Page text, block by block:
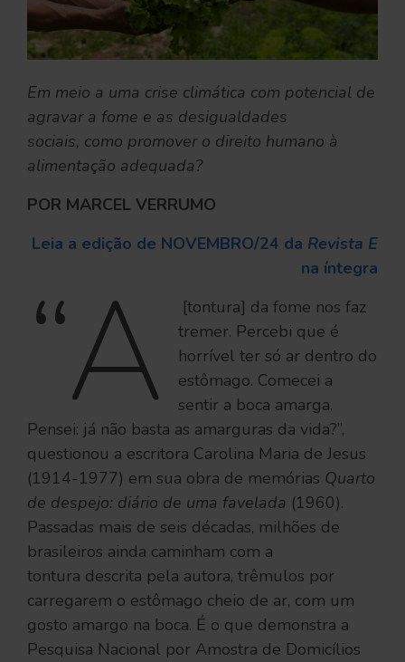
Em meio a uma crise climática com potencial de
agravar a fome e as desigualdades
sociais, como promover o direito humano à
alimentação adequada?
POR MARCEL VERRUMO
Leia a edição de NOVEMBRO/24 da Revista E
na íntegra
“A
[tontura] da fome nos faz
tremer. Percebi que é
horrível ter só ar dentro do
estômago. Comecei a
sentir a boca amarga.
Pensei: já não basta as amarguras da vida?”,
questionou a escritora Carolina Maria de Jesus
(1914-1977) em sua obra de memórias Quarto
de despejo: diário de uma favelada (1960).
Passadas mais de seis décadas, milhões de
brasileiros ainda caminham com a
tontura descrita pela autora, trêmulos por
carregarem o estômago cheio de ar, com um
gosto amargo na boca. É o que demonstra a
Pesquisa Nacional por Amostra de Domicílios